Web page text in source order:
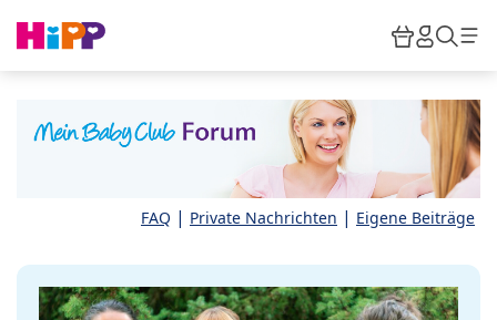
HiPP
FAQ | Private Nachrichten | Eigene Beiträge